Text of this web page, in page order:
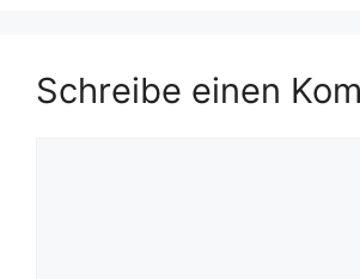
Schreibe einen